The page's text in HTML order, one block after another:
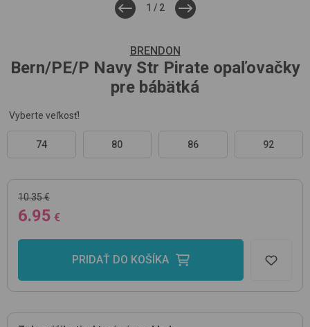
1 / 2
BRENDON
Bern/PE/P Navy Str Pirate opaľovačky
pre bábätká
Vyberte veľkosť!
74 80 86 92
10.35 €
6.95 €
PRIDAŤ DO KOŠÍKA